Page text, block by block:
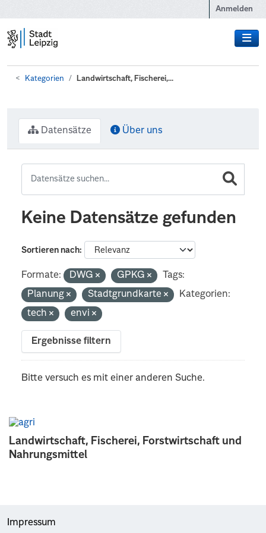
Anmelden
Kategorien Landwirtschaft, Fischerei,...
Landwirtschaft, Fischerei, Forstwirtschaft und
Nahrungsmittel
Datensätze Über uns
Keine Datensätze gefunden
Sortieren nach
Formate: DWG GPKG
Tags:
Planung
Stadtgrundkarte
Kategorien:
tech
envi
Ergebnisse filtern
Bitte versuch es mit einer anderen Suche.
Impressum